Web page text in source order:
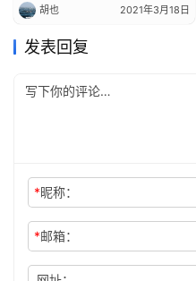
胡也 2021年3月18日
发表回复
*昵称：
*邮箱：